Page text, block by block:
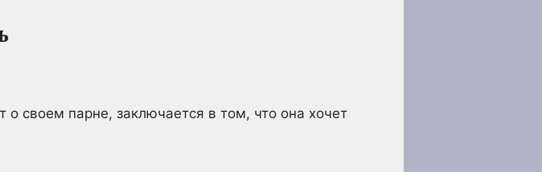
своем парне, заключается в том, что она хочет